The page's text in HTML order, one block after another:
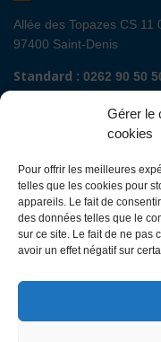
Gérer le
cookies
Pour offrir les meilleures
telles que les cookies pour
appareils. Le fait de
des données telles que le
sur ce site. Le fait de ne pas
avoir un effet négatif sur
Allée des Topazes CS 11
97400 Saint-Denis
Standard : 0262 90 50
Renseignements
Secrétariat de
CHU de La
- St Joseph - Le
Avenue François
BP 350